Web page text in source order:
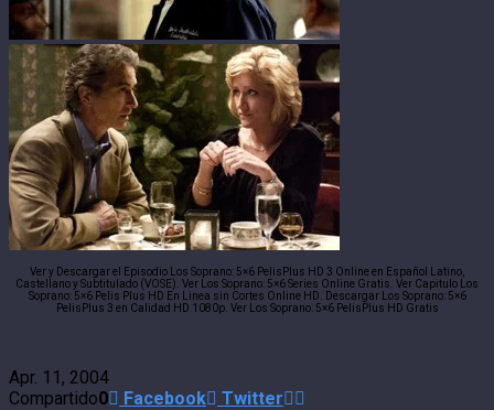
Ver y Descargar el Episodio Los Soprano: 5×6 PelisPlus HD 3 Online en Español Latino,
Castellano y Subtitulado (VOSE). Ver Los Soprano: 5×6 Series Online Gratis. Ver Capitulo Los
Soprano: 5×6 Pelis Plus HD En Linea sin Cortes Online HD. Descargar Los Soprano: 5×6
PelisPlus 3 en Calidad HD 1080p. Ver Los Soprano: 5×6 PelisPlus HD Gratis
Apr. 11, 2004
Compartido0 Facebook Twitter